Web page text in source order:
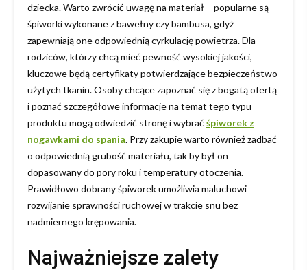
dziecka. Warto zwrócić uwagę na materiał – popularne są
śpiworki wykonane z bawełny czy bambusa, gdyż
zapewniają one odpowiednią cyrkulację powietrza. Dla
rodziców, którzy chcą mieć pewność wysokiej jakości,
kluczowe będą certyfikaty potwierdzające bezpieczeństwo
użytych tkanin. Osoby chcące zapoznać się z bogatą ofertą
i poznać szczegółowe informacje na temat tego typu
produktu mogą odwiedzić stronę i wybrać śpiworek z
nogawkami do spania. Przy zakupie warto również zadbać
o odpowiednią grubość materiału, tak by był on
dopasowany do pory roku i temperatury otoczenia.
Prawidłowo dobrany śpiworek umożliwia maluchowi
rozwijanie sprawności ruchowej w trakcie snu bez
nadmiernego krępowania.
Najważniejsze zalety